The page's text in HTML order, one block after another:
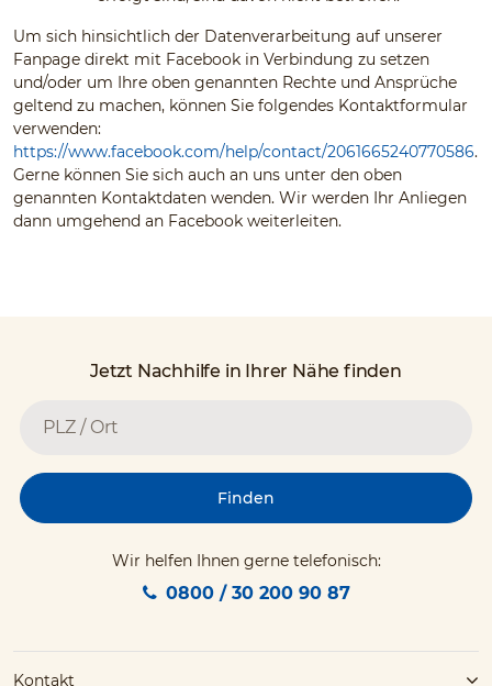
Um sich hinsichtlich der Datenverarbeitung auf unserer
Fanpage direkt mit Facebook in Verbindung zu setzen
und/oder um Ihre oben genannten Rechte und Ansprüche
geltend zu machen, können Sie folgendes Kontaktformular
verwenden:
https://www.facebook.com/help/contact/2061665240770586.
Gerne können Sie sich auch an uns unter den oben
genannten Kontaktdaten wenden. Wir werden Ihr Anliegen
dann umgehend an Facebook weiterleiten.
Jetzt Nachhilfe in Ihrer Nähe finden
Finden
Wir helfen Ihnen gerne telefonisch:
0800 / 30 200 90 87
Kontakt